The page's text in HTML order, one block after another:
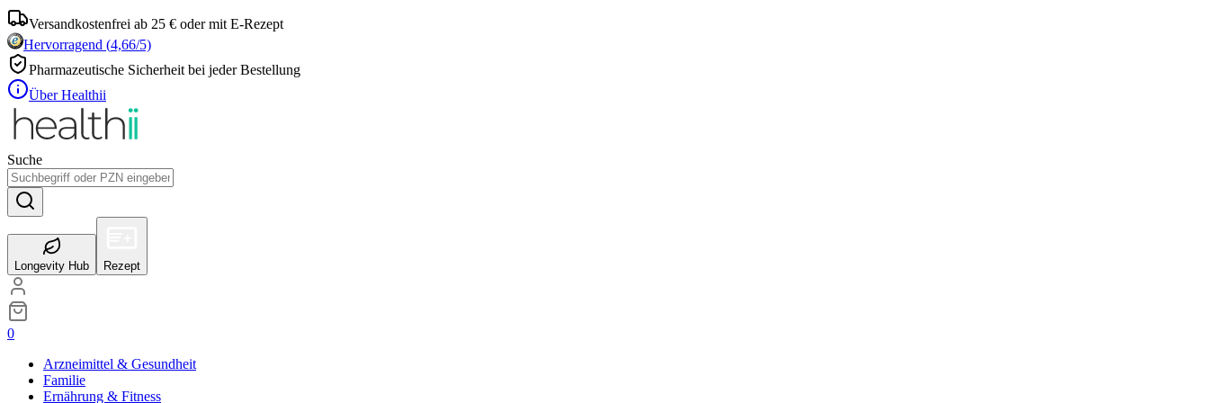
Versandkostenfrei ab 25 € oder mit E-Rezept
Hervorragend (4,66/5)
Pharmazeutische Sicherheit bei jeder Bestellung
Über Healthii
Suche
Longevity Hub Rezept
0
Arzneimittel & Gesundheit
Familie
Ernährung & Fitness